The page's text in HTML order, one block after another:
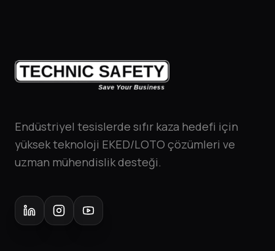
Endüstriyel tesislerde sıfır kaza hedefi için
yüksek teknoloji EKED/LOTO çözümleri ve
uzman mühendislik desteği.